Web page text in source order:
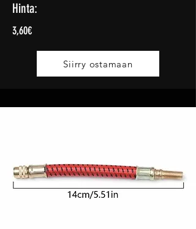
Hinta:
3,60€
Siirry ostamaan